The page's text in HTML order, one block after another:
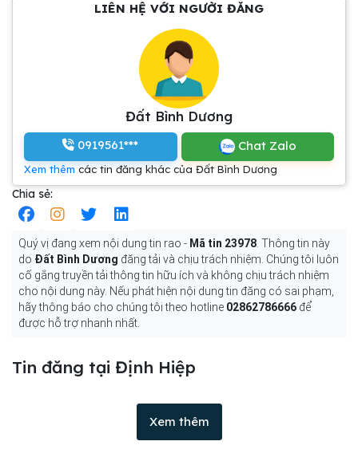
LIÊN HỆ VỚI NGƯỜI ĐĂNG
Đất Bình Dương
0919561*** Chat Zalo
Xem thêm các tin đăng khác của Đất Bình Dương
Chia sẻ:
Quý vị đang xem nội dung tin rao - Mã tin 23978 . Thông tin này
do Đất Bình Dương đăng tải và chịu trách nhiệm. Chúng tôi luôn
cố gắng truyền tải thông tin hữu ích và không chịu trách nhiệm
cho nội dung này. Nếu phát hiện nội dung tin đăng có sai phạm,
hãy thông báo cho chúng tôi theo hotline 02862786666 để
được hỗ trợ nhanh nhất.
Tin đăng tại Định Hiệp
Xem thêm